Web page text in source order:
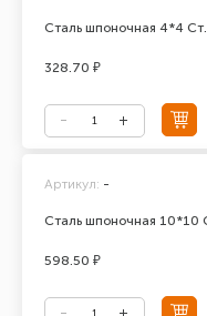
Сталь шпоночная 4*4
328.70 ₽
Сталь шпоночная
Артикул: -
598.50 ₽